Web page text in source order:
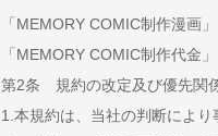
「MEMORY COMIC制作漫画
「MEMORY COMIC制作代金
第2条 規約の改定及び優先関
1.本規約は、当社の判断によ